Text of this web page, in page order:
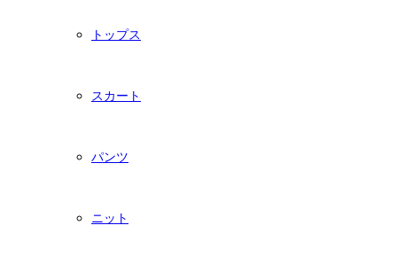
トップス
スカート
パンツ
ニット